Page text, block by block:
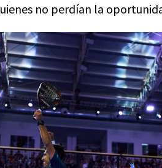
no perdían la